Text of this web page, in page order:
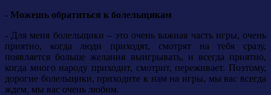
- Можешь обратиться к болельщикам
- Для меня болельщики – это очень важная часть игры, очень
приятно, когда люди приходят, смотрят на тебя сразу,
появляется больше желания выигрывать, и всегда приятно,
когда много народу приходит, смотрит, переживает. Поэтому,
дорогие болельщики, приходите к нам на игры, мы вас всегда
ждем, мы вас очень любим.